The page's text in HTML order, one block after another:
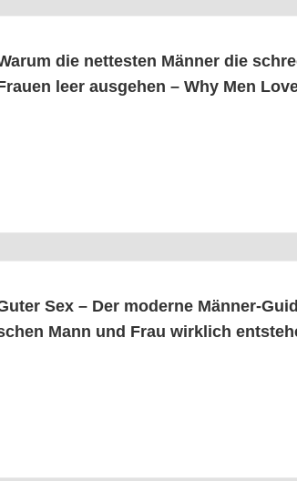
die net­tes­ten Män­ner die
leer aus­ge­hen – Why Men
Sex – Der moder­ne Män­ner-
Mann und Frau wirk­lich